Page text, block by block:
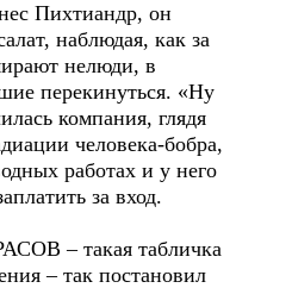
Пихтиандр, он
наблюдая, как за
нелюди, в
перекинуться. «Ну
компания, глядя
человека-бобра,
работах и у него
за вход.
– такая табличка
– так постановил